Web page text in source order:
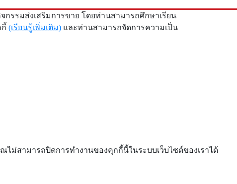
รรมส่งเสริมการขาย โดยท่านสามารถศึกษาเรียน
(เรียนรู้เพิ่มเติม) และท่านสามารถจัดการความเป็น
ม่สามารถปิดการทำงานของคุกกี้นี้ในระบบเว็บไซต์ของเราได้